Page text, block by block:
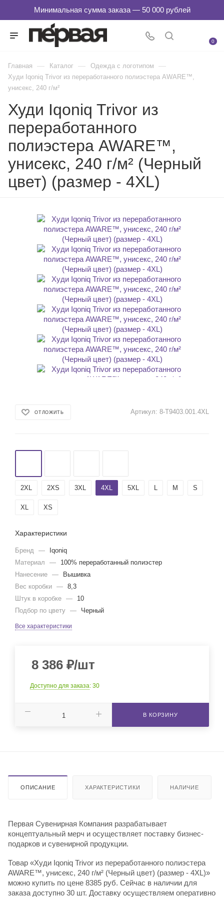
0
Главная — Каталог — Одежда с логотипом —
Худи Iqoniq Trivor из переработанного полиэстера AWARE™,
унисекс, 240 г/м²
Худи Iqoniq Trivor из
переработанного
полиэстера AWARE™,
унисекс, 240 г/м² (Черный
цвет) (размер - 4XL)
ОТЛОЖИТЬ Артикул: 8-T9403.001.4XL
2XL 2XS 3XL 4XL 5XL L M S
XL XS
Характеристики
Бренд —
Iqoniq
Материал
—
100% переработанный полиэстер
Нанесение —
Вышивка
Вес коробки — 8,3
Штук в коробке —
10
Подбор по цвету — Черный
Все характеристики
8 386 ₽/шт
Доступно для заказа: 30
В КОРЗИНУ
ОПИСАНИЕ ХАРАКТЕРИСТИКИ НАЛИЧИЕ
Первая Сувенирная Компания разрабатывает
концептуальный мерч и осуществляет поставку бизнес-
подарков и сувенирной продукции.
Товар «Худи Iqoniq Trivor из переработанного полиэстера
AWARE™, унисекс, 240 г/м² (Черный цвет) (размер - 4XL)»
можно купить по цене 8385 руб. Сейчас в наличии для
заказа доступно 30 шт. Доставку осуществляем оперативно